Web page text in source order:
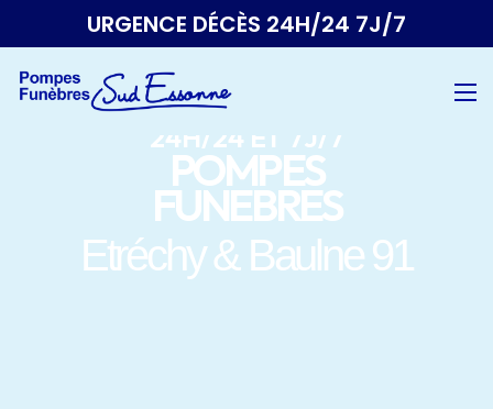
URGENCE DÉCÈS 24H/24 7J/7
24H/24 ET 7J/7
POMPES
FUNEBRES
Etréchy & Baulne 91